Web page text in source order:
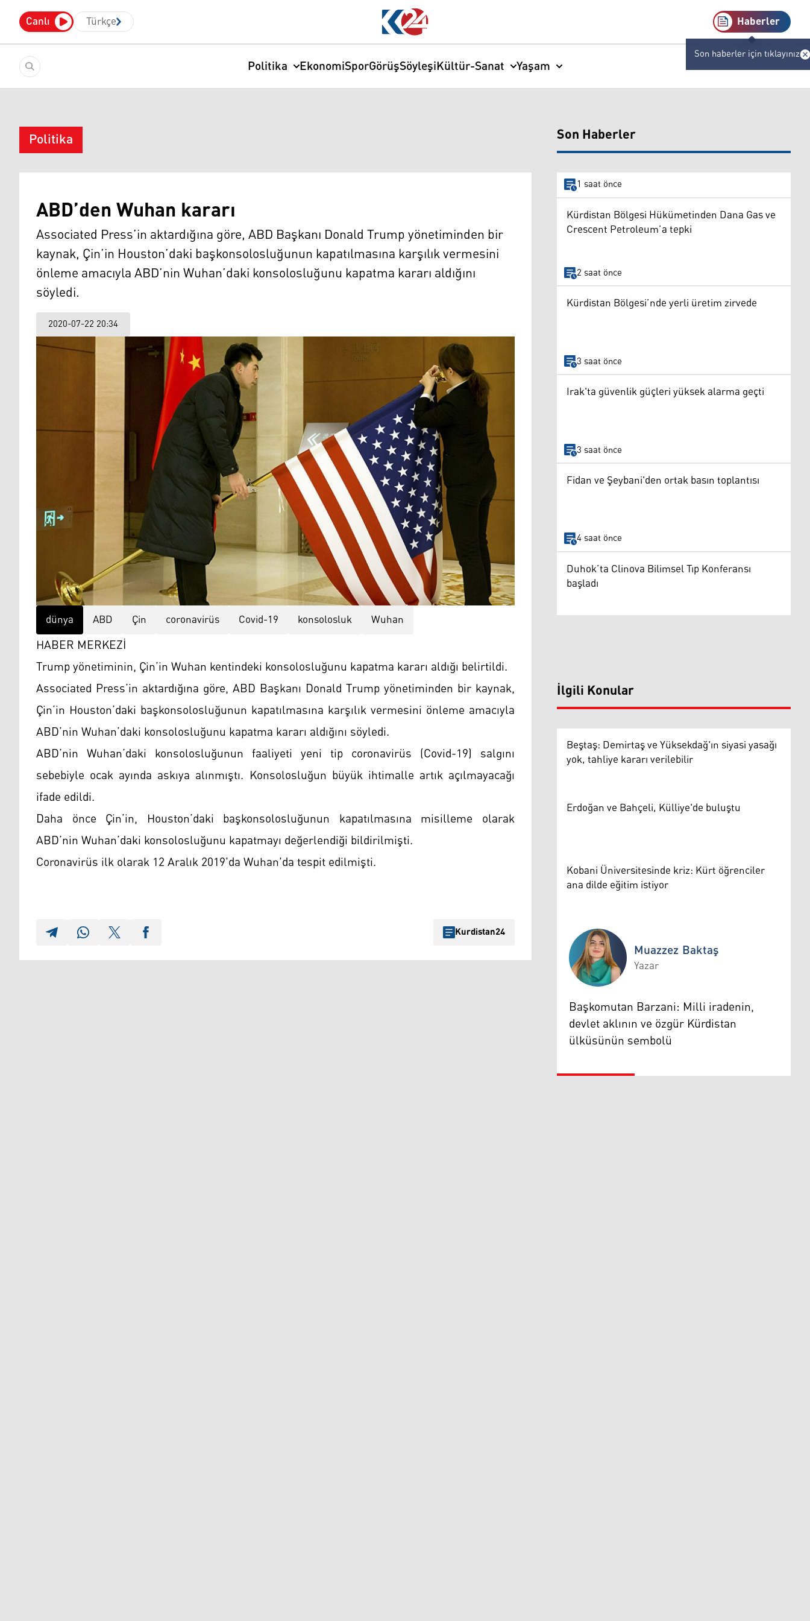
Canlı Türkçe Haberler
Son haberler için tıklayınız
Politika EkonomiSporGörüşSöyleşiKültür-Sanat Yaşam
Politika
ABD’den Wuhan kararı
Associated Press’in aktardığına göre, ABD Başkanı Donald Trump yönetiminden bir
kaynak, Çin’in Houston’daki başkonsolosluğunun kapatılmasına karşılık vermesini
önleme amacıyla ABD’nin Wuhan’daki konsolosluğunu kapatma kararı aldığını
söyledi.
2020-07-22 20:34
dünya ABD Çin coronavirüs Covid-19 konsolosluk Wuhan
HABER MERKEZİ
Trump yönetiminin, Çin’in Wuhan kentindeki konsolosluğunu kapatma kararı aldığı belirtildi.
Associated Press’in aktardığına göre, ABD Başkanı Donald Trump yönetiminden bir kaynak,
Çin’in Houston’daki başkonsolosluğunun kapatılmasına karşılık vermesini önleme amacıyla
ABD’nin Wuhan’daki konsolosluğunu kapatma kararı aldığını söyledi.
ABD’nin Wuhan’daki konsolosluğunun faaliyeti yeni tip coronavirüs (Covid-19) salgını
sebebiyle ocak ayında askıya alınmıştı. Konsolosluğun büyük ihtimalle artık açılmayacağı
ifade edildi.
Daha önce Çin’in, Houston’daki başkonsolosluğunun kapatılmasına misilleme olarak
ABD’nin Wuhan’daki konsolosluğunu kapatmayı değerlendiği bildirilmişti.
Coronavirüs ilk olarak 12 Aralık 2019'da Wuhan'da tespit edilmişti.
Kurdistan24
Son Haberler
1 saat önce
Kürdistan Bölgesi Hükümetinden Dana Gas ve
Crescent Petroleum’a tepki
2 saat önce
Kürdistan Bölgesi’nde yerli üretim zirvede
3 saat önce
Irak'ta güvenlik güçleri yüksek alarma geçti
3 saat önce
Fidan ve Şeybani'den ortak basın toplantısı
4 saat önce
Duhok’ta Clinova Bilimsel Tıp Konferansı
başladı
İlgili Konular
Beştaş: Demirtaş ve Yüksekdağ'ın siyasi yasağı
yok, tahliye kararı verilebilir
Erdoğan ve Bahçeli, Külliye'de buluştu
Kobani Üniversitesinde kriz: Kürt öğrenciler
ana dilde eğitim istiyor
Muazzez Baktaş
Muazzez Baktaş
Yazar
Başkomutan Barzani: Milli iradenin,
devlet aklının ve özgür Kürdistan
ülküsünün sembolü